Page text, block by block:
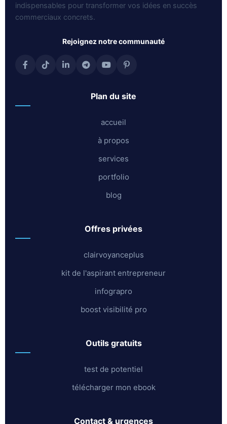
indispensables pour transformer vos idées en succès
commerciaux concrets.
rejoignez notre communauté
plan du site
accueil
à propos
services
portfolio
blog
offres privées
clairvoyanceplus
kit de l'aspirant entrepreneur
infograpro
boost visibilité pro
outils gratuits
test de potentiel
télécharger mon ebook
contact & urgences